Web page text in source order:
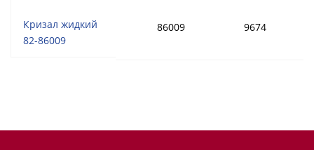
Кризал жидкий
82-86009
86009 9674